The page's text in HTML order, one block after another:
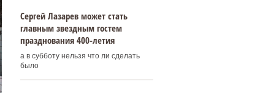
Сергей Лазарев может стать
главным звездным гостем
празднования 400‑летия
а в субботу нельзя что ли сделать
было